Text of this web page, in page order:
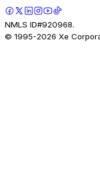
NMLS ID#920968.
© 1995-2026 Xe